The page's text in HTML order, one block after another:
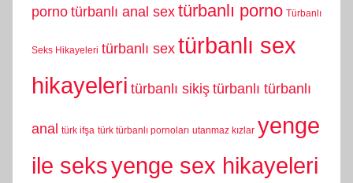
porno türbanlı anal sex türbanlı porno Türbanlı
Seks Hikayeleri türbanlı sex türbanlı sex
hikayeleri türbanlı sikiş türbanlı türbanlı
anal türk ifşa türk türbanlı pornoları utanmaz kızlar yenge
ile seksyenge sex hikayeleri